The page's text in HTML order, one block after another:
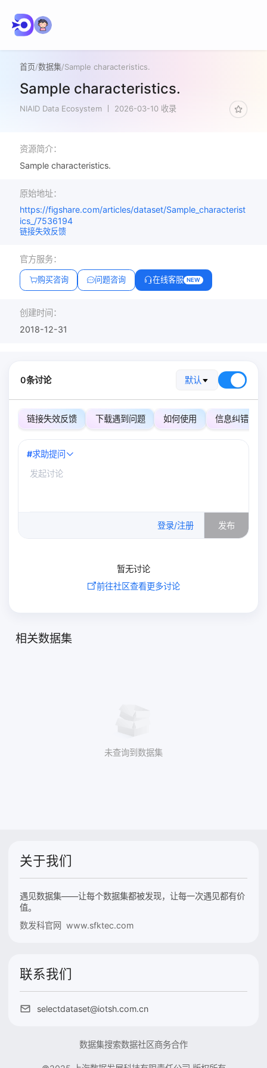
首页/数据集/Sample characteristics.
Sample characteristics.
NIAID Data Ecosystem 2026-03-10 收录
资源简介：
Sample characteristics.
原始地址：
https://figshare.com/articles/dataset/Sample_characterist
ics_/7536194
链接失效反馈
官方服务：
购买咨询 问题咨询 在线客服 NEW
创建时间：
2018-12-31
0条讨论 默认
链接失效反馈 下载遇到问题 如何使用 信息纠错
#求助提问
登录/注册 发布
暂无讨论
前往社区查看更多讨论
相关数据集
未查询到数据集
关于我们
遇见数据集——让每个数据集都被发现，让每一次遇见都有价
值。
数发科官网 www.sfktec.com
联系我们
selectdataset@iotsh.com.cn
数据集搜索数据社区商务合作